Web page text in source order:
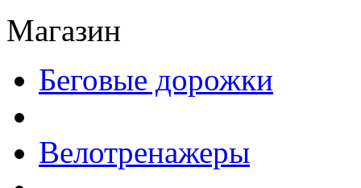
Магазин
Беговые дорожки
Велотренажеры